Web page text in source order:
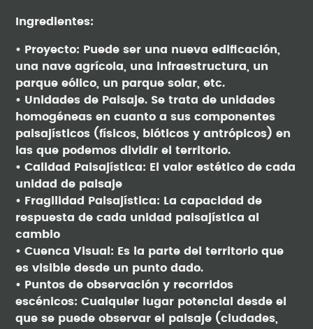
Ingredientes:
• Proyecto: Puede ser una nueva edificación,
una nave agrícola, una infraestructura, un
parque eólico, un parque solar, etc.
• Unidades de Paisaje. Se trata de unidades
homogéneas en cuanto a sus componentes
paisajísticos (físicos, bióticos y antrópicos) en
las que podemos dividir el territorio.
• Calidad Paisajística: El valor estético de cada
unidad de paisaje
• Fragilidad Paisajística: La capacidad de
respuesta de cada unidad paisajística al
cambio
• Cuenca Visual: Es la parte del territorio que
es visible desde un punto dado.
• Puntos de observación y recorridos
escénicos: Cualquier lugar potencial desde el
que se puede observar el paisaje (ciudades,